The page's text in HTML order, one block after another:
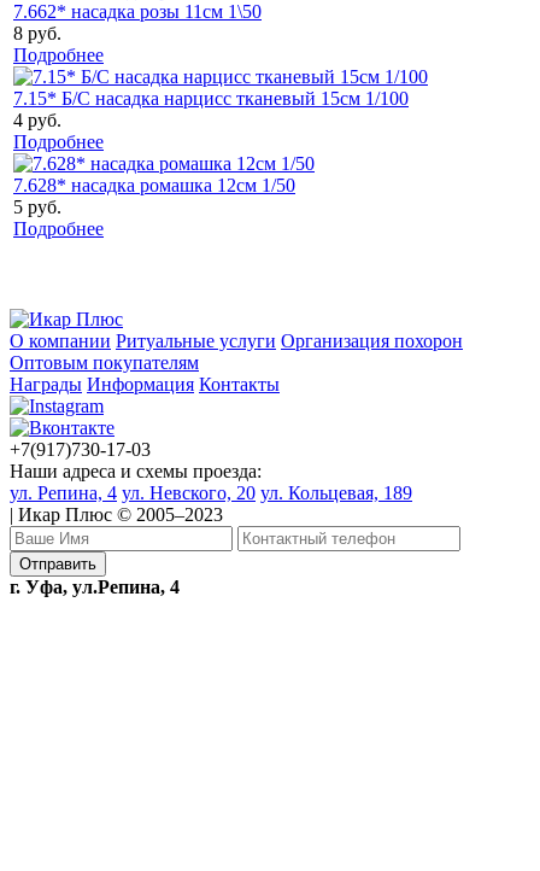
7.662* насадка розы 11см 1\50
8 руб.
Подробнее
7.15* Б/С насадка нарцисс тканевый 15см 1/100
4 руб.
Подробнее
7.628* насадка ромашка 12см 1/50
5 руб.
Подробнее
О компании Ритуальные услуги Организация похорон
Оптовым покупателям
Награды Информация Контакты
+7(917)730-17-03
Наши адреса и схемы проезда:
ул. Репина, 4 ул. Невского, 20 ул. Кольцевая, 189
| Икар Плюс © 2005–2023
г. Уфа, ул.Репина, 4